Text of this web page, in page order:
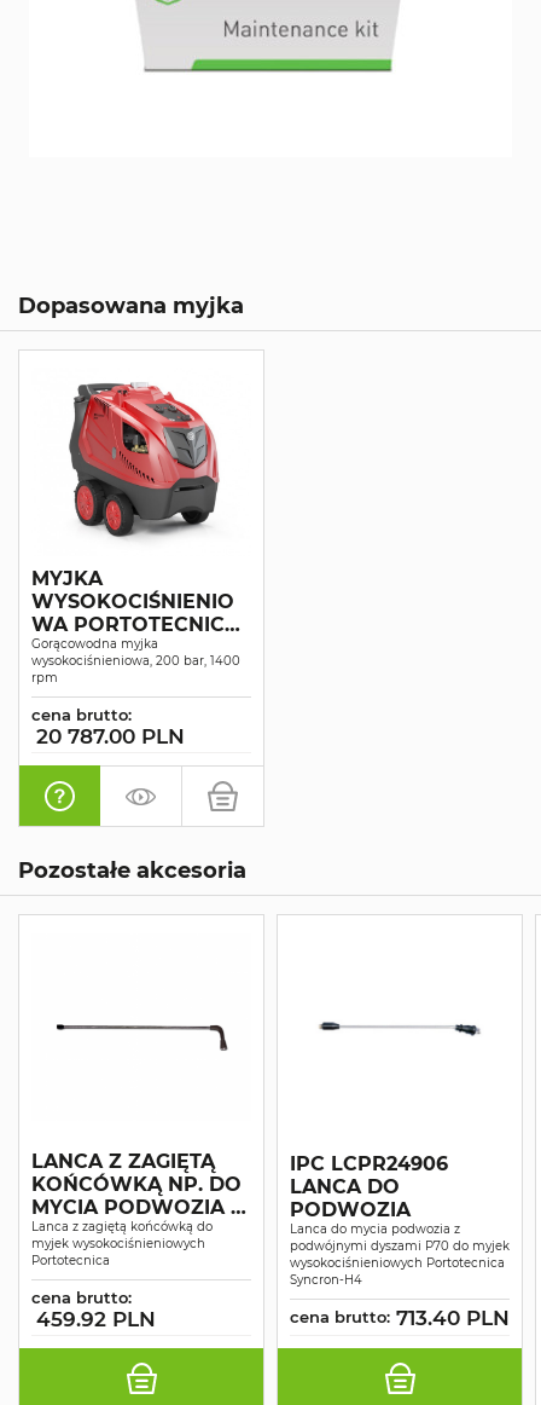
Dopasowana myjka
MYJKA
WYSOKOCIŚNIENIO
WA PORTOTECNICA
SYNCRON-H4 D2021P
T
Gorącowodna myjka
wysokociśnieniowa, 200 bar, 1400
rpm
cena brutto:
20 787.00 PLN
Pozostałe akcesoria
LANCA Z ZAGIĘTĄ
KOŃCÓWKĄ NP. DO
MYCIA PODWOZIA -
P90
Lanca z zagiętą końcówką do
myjek wysokociśnieniowych
Portotecnica
cena brutto:
459.92 PLN
IPC LCPR24906
LANCA DO
PODWOZIA
Lanca do mycia podwozia z
podwójnymi dyszami P70 do myjek
wysokociśnieniowych Portotecnica
Syncron-H4
cena brutto: 713.40 PLN